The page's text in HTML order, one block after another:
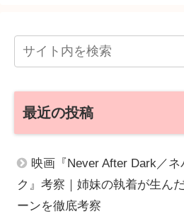
最近の投稿
映画『Never After Dark／
ク』考察｜姉妹の執着が生ん
ーンを徹底考察